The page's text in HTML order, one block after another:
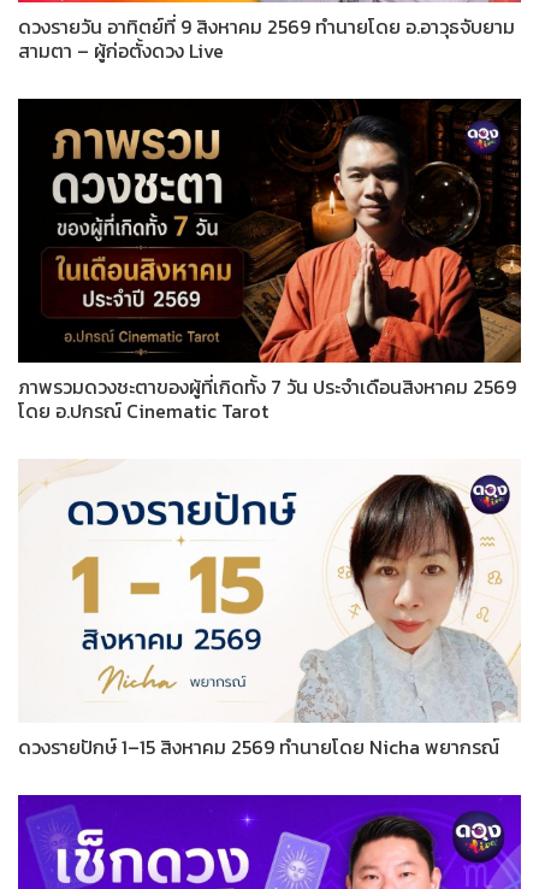
ดวงรายวัน อาทิตย์ที่ 9 สิงหาคม 2569 ทำนายโดย อ.อาวุธจับยาม
สามตา – ผู้ก่อตั้งดวง Live
ภาพรวมดวงชะตาของผู้ที่เกิดทั้ง 7 วัน ประจำเดือนสิงหาคม 2569
โดย อ.ปกรณ์ Cinematic Tarot
ดวงรายปักษ์ 1–15 สิงหาคม 2569 ทำนายโดย Nicha พยากรณ์